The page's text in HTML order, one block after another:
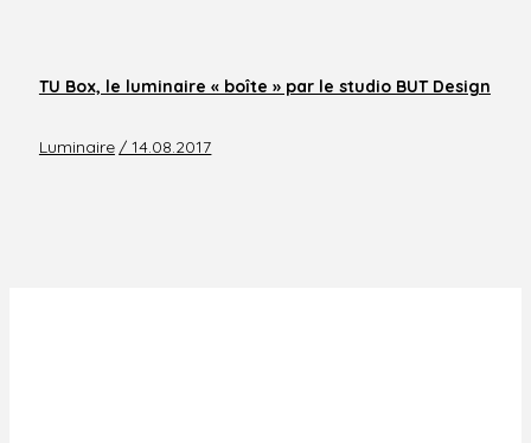
TU Box, le luminaire « boîte » par le studio BUT Design
Luminaire / 14.08.2017